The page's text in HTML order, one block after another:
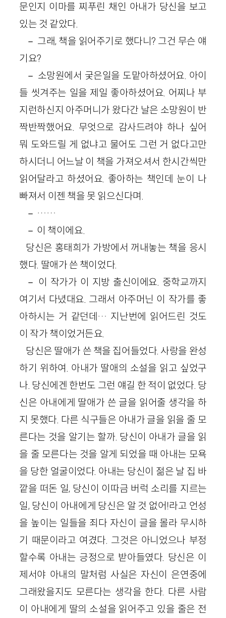
문인지 이마를 찌푸린 채인 아내가 당신을 보고
있는 것 같았다.
－ 그래, 책을 읽어주기로 했다니? 그건 무슨 얘
기요?
－ 소망원에서 궂은일을 도맡아하셨어요. 아이
들 씻겨주는 일을 제일 좋아하셨어요. 어찌나 부
지런하신지 아주머니가 왔다간 날은 소망원이 반
짝반짝했어요. 무엇으로 감사드려야 하나 싶어
뭐 도와드릴 게 없냐고 물어도 그런 거 없다고만
하시더니 어느날 이 책을 가져오셔서 한시간씩만
읽어달라고 하셨어요. 좋아하는 책인데 눈이 나
빠져서 이젠 책을 못 읽으신다며.
－ ……
－ 이 책이에요.
당신은 홍태희가 가방에서 꺼내놓는 책을 응시
했다. 딸애가 쓴 책이었다.
－ 이 작가가 이 지방 출신이에요. 중학교까지
여기서 다녔대요. 그래서 아주머닌 이 작가를 좋
아하시는 거 같던데… 지난번에 읽어드린 것도
이 작가 책이었거든요.
당신은 딸애가 쓴 책을 집어들었다. 사랑을 완성
하기 위하여. 아내가 딸애의 소설을 읽고 싶었구
나. 당신에겐 한번도 그런 얘길 한 적이 없었다. 당
신은 아내에게 딸애가 쓴 글을 읽어줄 생각을 하
지 못했다. 다른 식구들은 아내가 글을 읽을 줄 모
른다는 것을 알기는 할까. 당신이 아내가 글을 읽
을 줄 모른다는 것을 알게 되었을 때 아내는 모욕
을 당한 얼굴이었다. 아내는 당신이 젊은 날 집 바
깥을 떠돈 일, 당신이 이따금 버럭 소리를 지르는
일, 당신이 아내에게 당신은 알 것 없어!라고 언성
을 높이는 일들을 죄다 자신이 글을 몰라 무시하
기 때문이라고 여겼다. 그것은 아니었으나 부정
할수록 아내는 긍정으로 받아들였다. 당신은 이
제서야 아내의 말처럼 사실은 자신이 은연중에
그래왔을지도 모른다는 생각을 한다. 다른 사람
이 아내에게 딸의 소설을 읽어주고 있을 줄은 전